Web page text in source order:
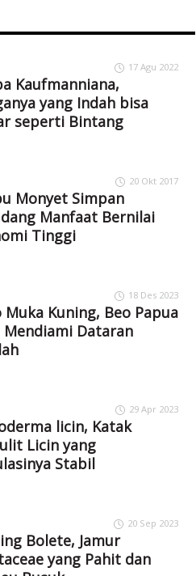
17 Agu 2022
Kaufmanniana,
yang Indah bisa
seperti Bintang
20 Okt 2017
Monyet Simpan
Manfaat Bernilai
Tinggi
18 Des 2023
Muka Kuning, Beo Papua
Mendiami Dataran
29 Apr 2023
licin, Katak
Licin yang
Stabil
20 Sep 2023
Bolete, Jamur
yang Pahit dan